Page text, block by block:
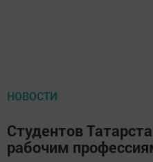
НОВОСТИ
Студентов
рабочим